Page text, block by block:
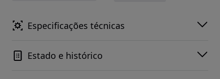
Especificações técnicas
Estado e histórico